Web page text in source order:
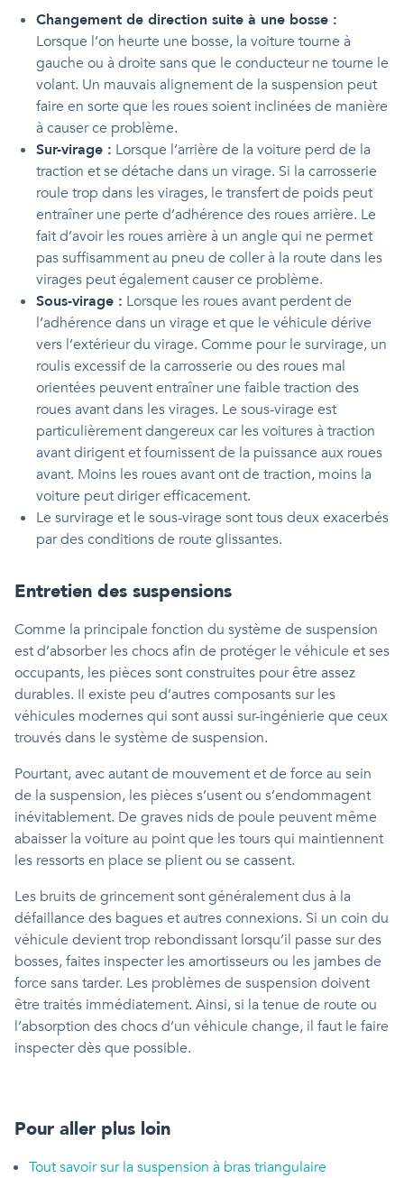
Changement de direction suite à une bosse :
Lorsque l’on heurte une bosse, la voiture tourne à
gauche ou à droite sans que le conducteur ne tourne le
volant. Un mauvais alignement de la suspension peut
faire en sorte que les roues soient inclinées de manière
à causer ce problème.
Sur-virage : Lorsque l’arrière de la voiture perd de la
traction et se détache dans un virage. Si la carrosserie
roule trop dans les virages, le transfert de poids peut
entraîner une perte d’adhérence des roues arrière. Le
fait d’avoir les roues arrière à un angle qui ne permet
pas suffisamment au pneu de coller à la route dans les
virages peut également causer ce problème.
Sous-virage : Lorsque les roues avant perdent de
l’adhérence dans un virage et que le véhicule dérive
vers l’extérieur du virage. Comme pour le survirage, un
roulis excessif de la carrosserie ou des roues mal
orientées peuvent entraîner une faible traction des
roues avant dans les virages. Le sous-virage est
particulièrement dangereux car les voitures à traction
avant dirigent et fournissent de la puissance aux roues
avant. Moins les roues avant ont de traction, moins la
voiture peut diriger efficacement.
Le survirage et le sous-virage sont tous deux exacerbés
par des conditions de route glissantes.
Entretien des suspensions
Comme la principale fonction du système de suspension
est d’absorber les chocs afin de protéger le véhicule et ses
occupants, les pièces sont construites pour être assez
durables. Il existe peu d’autres composants sur les
véhicules modernes qui sont aussi sur-ingénierie que ceux
trouvés dans le système de suspension.
Pourtant, avec autant de mouvement et de force au sein
de la suspension, les pièces s’usent ou s’endommagent
inévitablement. De graves nids de poule peuvent même
abaisser la voiture au point que les tours qui maintiennent
les ressorts en place se plient ou se cassent.
Les bruits de grincement sont généralement dus à la
défaillance des bagues et autres connexions. Si un coin du
véhicule devient trop rebondissant lorsqu’il passe sur des
bosses, faites inspecter les amortisseurs ou les jambes de
force sans tarder. Les problèmes de suspension doivent
être traités immédiatement. Ainsi, si la tenue de route ou
l’absorption des chocs d’un véhicule change, il faut le faire
inspecter dès que possible.
Pour aller plus loin
Tout savoir sur la suspension à bras triangulaire